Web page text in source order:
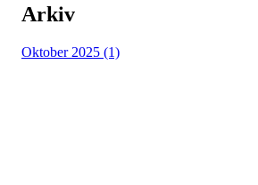
Arkiv
Oktober 2025 (1)